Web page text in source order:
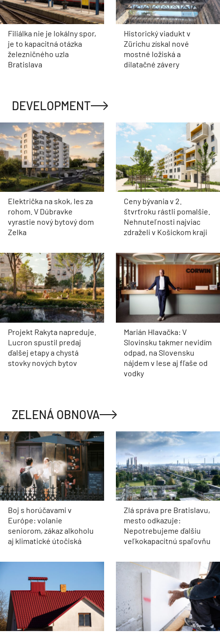
Filiálka nie je lokálny spor,
je to kapacitná otázka
železničného uzla
Bratislava
Historický viadukt v
Zürichu získal nové
mostné ložiská a
dilatačné závery
DEVELOPMENT
Električka na skok, les za
rohom. V Dúbravke
vyrastie nový bytový dom
Zelka
Ceny bývania v 2.
štvrťroku rástli pomalšie.
Nehnuteľnosti najviac
zdraželi v Košickom kraji
Projekt Rakyta napreduje.
Lucron spustil predaj
ďalšej etapy a chystá
stovky nových bytov
Marián Hlavačka: V
Slovinsku takmer nevidím
odpad, na Slovensku
nájdem v lese aj fľaše od
vodky
ZELENÁ OBNOVA
Boj s horúčavami v
Európe: volanie
seniorom, zákaz alkoholu
aj klimatické útočiská
Zlá správa pre Bratislavu,
mesto odkazuje:
Nepotrebujeme ďalšiu
veľkokapacitnú spaľovňu